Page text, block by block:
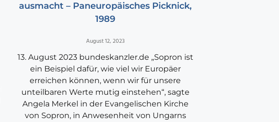
ausmacht – Paneuropäisches Picknick,
1989
August 12, 2023
13. August 2023 bundeskanzler.de „Sopron ist
ein Beispiel dafür, wie viel wir Europäer
erreichen können, wenn wir für unsere
unteilbaren Werte mutig einstehen“, sagte
Angela Merkel in der Evangelischen Kirche
von Sopron, in Anwesenheit von Ungarns